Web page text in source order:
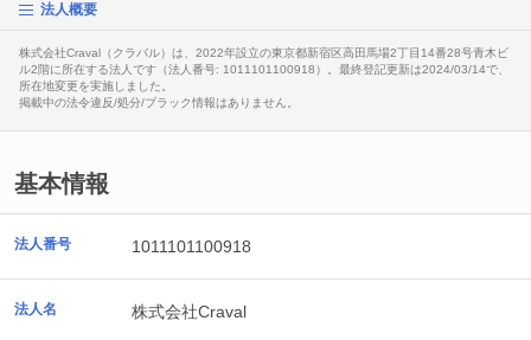
法人概要
株式会社Craval（クラバル）は、2022年設立の東京都新宿区高田馬場2丁目14番28号青木ビ
ル2階に所在する法人です（法人番号: 1011101100918）。最終登記更新は2024/03/14で、
所在地変更を実施しました。
掲載中の法令違反/処分/ブラック情報はありません。
基本情報
法人番号 1011101100918
法人名 株式会社Craval